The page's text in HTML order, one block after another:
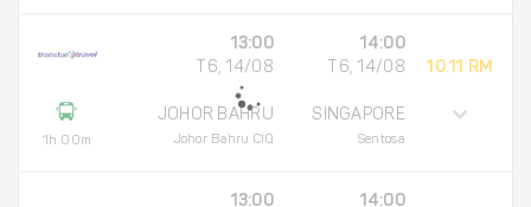
1h 00m
13:00
T6, 14/08
JOHOR BAHRU
Johor Bahru CIQ
14:00
T6, 14/08
SINGAPORE
Sentosa
10.11 RM
13:00 14:00